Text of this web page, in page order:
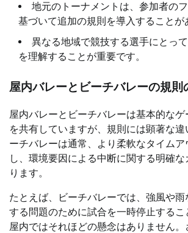
地元のトーナメントは、参加者の
基づいて追加の規則を導入することが
異なる地域で競技する選手にとっ
を理解することが重要です。
屋内バレーとビーチバレーの規則
屋内バレーとビーチバレーは基本的な
を共有していますが、規則には顕著な
ーチバレーは通常、より柔軟なタイム
し、環境要因による中断に関する明確
ります。
たとえば、ビーチバレーでは、強風や
する問題のために試合を一時停止するこ
屋内ではそれほどの懸念はありません